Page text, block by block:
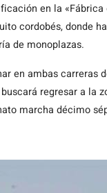
en la
cordobés, donde
de monoplazas.
en ambas
buscará regresar a la
marcha décimo